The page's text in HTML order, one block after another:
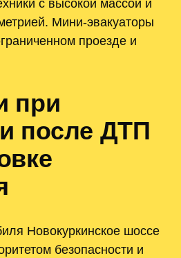
с высокой массой и
Мини-эвакуаторы
проезде и
при
после ДТП
Новокуркинское шоссе
безопасности и